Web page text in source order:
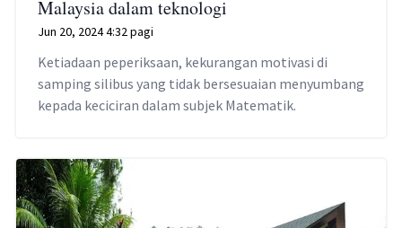
Malaysia dalam teknologi
Jun 20, 2024 4:32 pagi
Ketiadaan peperiksaan, kekurangan motivasi di
samping silibus yang tidak bersesuaian menyumbang
kepada keciciran dalam subjek Matematik.